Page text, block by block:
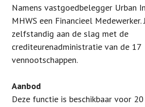
Namens vastgoedbelegger Urban
MHWS een Financieel Medewerker.
zelfstandig aan de slag met de
crediteurenadministratie van de 17
vennootschappen.
Aanbod
Deze functie is beschikbaar voor